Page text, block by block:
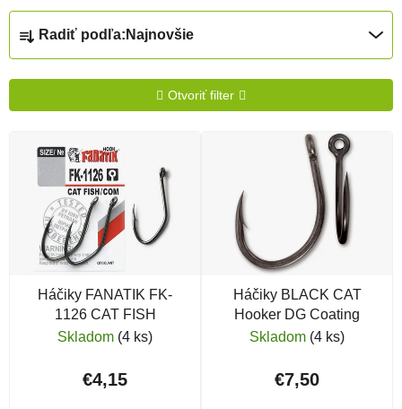
Radenie produktov
Radiť podľa: Najnovšie
Otvoriť filter
Výpis produktov
Háčiky FANATIK FK-
1126 CAT FISH
Skladom (4 ks)
€4,15
Háčiky BLACK CAT
Hooker DG Coating
Skladom (4 ks)
€7,50